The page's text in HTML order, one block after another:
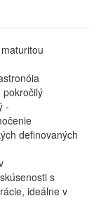
pokročilý
-
definovaných
s
ideálne v